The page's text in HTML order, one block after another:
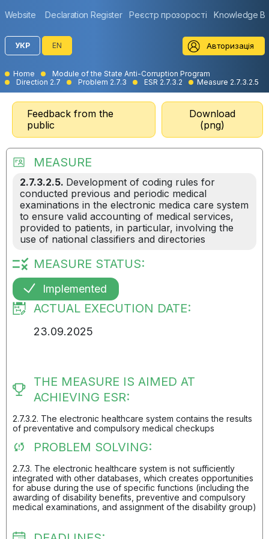
Website Declaration Register Реєстр прозорості Knowledge
УКР EN Авторизація
Home
Module of the State Anti-Corruption Program
Direction 2.7
Problem 2.7.3 ESR 2.7.3.2 Measure 2.7.3.2.5
Feedback from the
public
Download
(png)
MEASURE
2.7.3.2.5. Development of coding rules for
conducted previous and periodic medical
examinations in the electronic medica care system
to ensure valid accounting of medical services,
provided to patients, in particular, involving the
use of national classifiers and directories
MEASURE STATUS:
Implemented
ACTUAL EXECUTION DATE:
23.09.2025
THE MEASURE IS AIMED AT
ACHIEVING ESR:
2.7.3.2. The electronic healthcare system contains the results
of preventative and compulsory medical checkups
PROBLEM SOLVING:
2.7.3. The electronic healthcare system is not sufficiently
integrated with other databases, which creates opportunities
for abuse during the use of specific functions (including the
awarding of disability benefits, preventive and compulsory
medical examinations, and assignment of the disability group)